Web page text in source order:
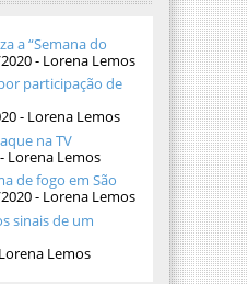
a “Semana do
- Lorena Lemos
participação de
- Lorena Lemos
na TV
Lorena Lemos
de fogo em São
- Lorena Lemos
sinais de um
Lemos